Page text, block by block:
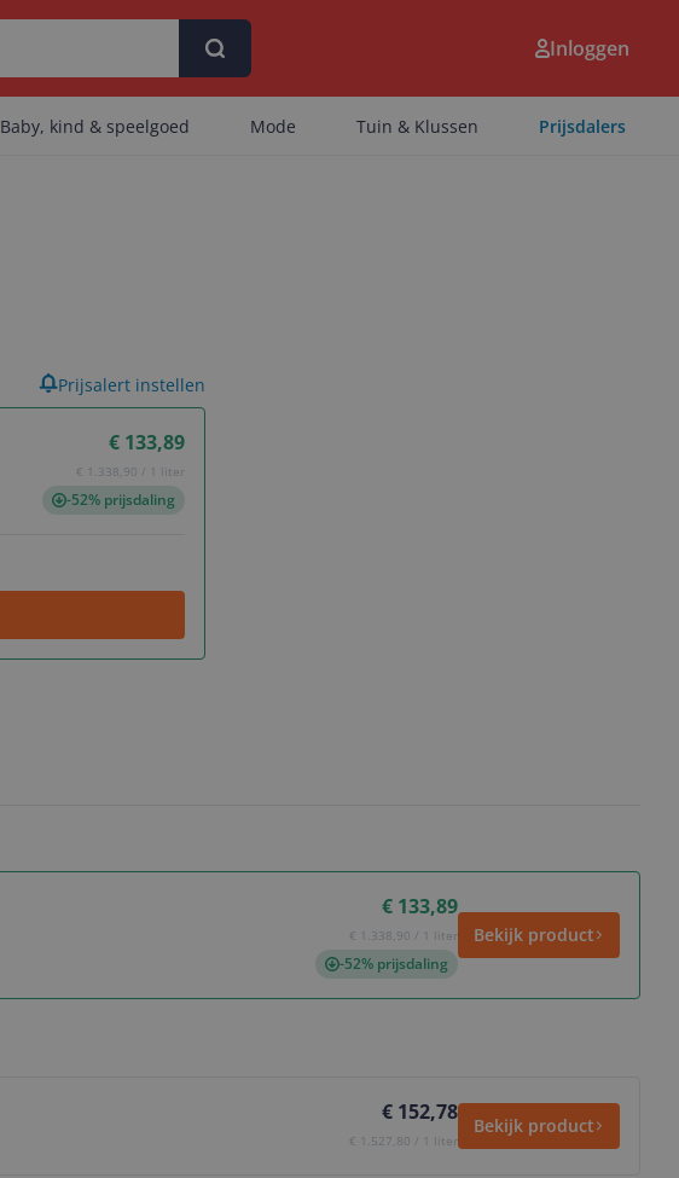
Inloggen
Baby, kind & speelgoed Mode Tuin & Klussen Prijsdalers
€ 133,89
€ 1.338,90 / 1 liter
-52% prijsdaling
Prijsalert instellen
€ 133,89
€ 1.338,90 / 1 liter
-52% prijsdaling
Bekijk product
€ 152,78
€ 1.527,80 / 1 liter
Bekijk product